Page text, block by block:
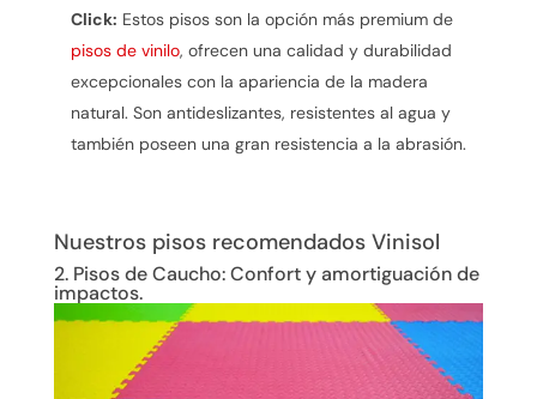
Click: Estos pisos son la opción más premium de
pisos de vinilo, ofrecen una calidad y durabilidad
excepcionales con la apariencia de la madera
natural. Son antideslizantes, resistentes al agua y
también poseen una gran resistencia a la abrasión.
Nuestros pisos recomendados Vinisol
2. Pisos de Caucho: Confort y amortiguación de
impactos.